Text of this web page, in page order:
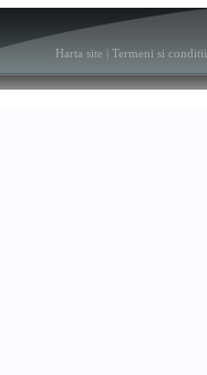
Harta site Termeni si conditii